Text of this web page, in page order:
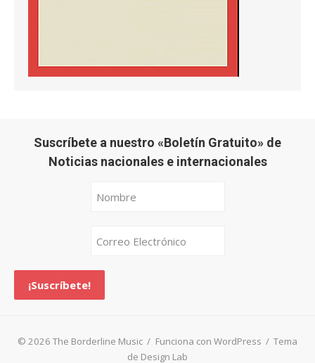
Suscríbete a nuestro «Boletín Gratuito» de
Noticias nacionales e internacionales
© 2026 The Borderline Music / Funciona con WordPress / Tema
de Design Lab